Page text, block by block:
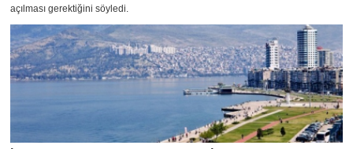
açılması gerektiğini söyledi.